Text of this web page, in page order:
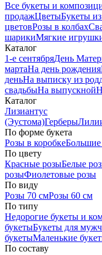
Все букеты и
продажЦветыБукеты
цветовРозы в колбах
шарикиМягкие
Каталог
1-е сентябряДень
мартаНа день рождения
деньНа выписку из
свадьбыНа выпускной
Каталог
Лизиантус
(Эустома)Герберы
По форме букета
Розы в коробкеБольшие
По цвету
Красные розыБелые
розыФиолетовые розы
По виду
Розы 70 смРозы 60 см
По типу
Недорогие букеты и
букетыБукеты для
букетыМаленькие
По составу